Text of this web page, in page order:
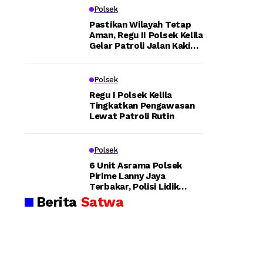
e
nalis
an,
Bh
abi
ma
s
Ba
so
y
Tu
rh
utl
a:
s
uni
da
Polsek
Pastikan Wilayah Tetap
Aman, Regu II Polsek Kelila
Gelar Patroli Jalan Kaki
Polsek
Regu I Polsek Kelila
Tingkatkan Pengawasan
Lewat Patroli Rutin
Polsek
6 Unit Asrama Polsek
Pirime Lanny Jaya
Terbakar, Polisi Lidik
Dugaan Pembakaran
Berita Satwa